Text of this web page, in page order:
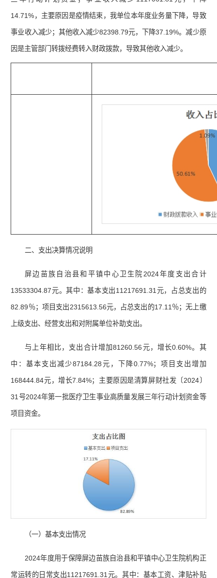
14.71%，主要原因是疫情结束，我单位本年度业务量下降，导致
事业收入减少；其他收入减少82398.79元，下降37.19%。减少原
因是主管部门转拨经费转入财政拨款，导致其他收入减少。
二、支出决算情况说明
屏边苗族自治县和平镇中心卫生院2024年度支出合计
13533304.87元。其中：基本支出11217691.31元，占总支出的
82.89％；项目支出2315613.56元，占总支出的17.11％；无上缴
上级支出、经营支出和对附属单位补助支出。
与上年相比，支出合计增加81260.56元，增长0.60%。其
中：基本支出减少87184.28元，下降0.77%；项目支出增加
168444.84元，增长7.84%；主要原因是清算屏财社发〔2024〕
31号2024年第一批医疗卫生事业高质量发展三年行动计划资金等
项目资金。
（一）基本支出情况
2024年度用于保障屏边苗族自治县和平镇中心卫生院机构正
常运转的日常支出11217691.31元。其中：基本工资、津贴补贴